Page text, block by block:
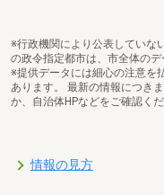
※行政機関により公表していな
の政令指定都市は、市全体のデ
※提供データには細心の注意を
あります。 最新の情報につき
か、自治体HPなどをご確認くだ
情報の見方